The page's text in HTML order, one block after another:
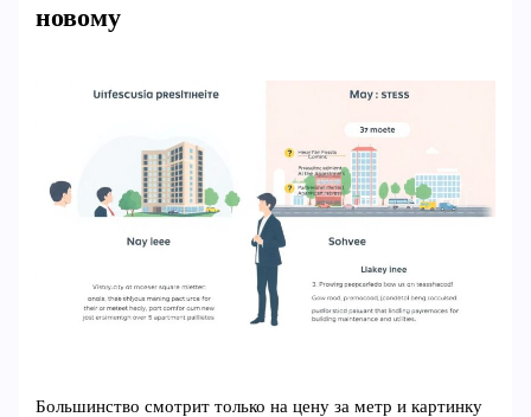
новому
Большинство смотрит только на цену за метр и картинку